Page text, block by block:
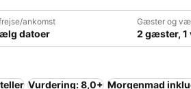
ankomst
datoer
Gæster og
2 gæster,
Vurdering: 8,0+ Morgenmad